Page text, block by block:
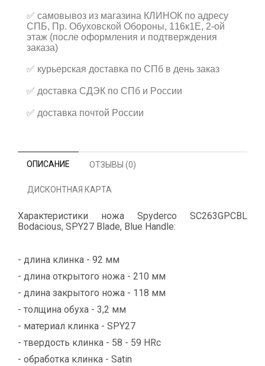
✅ самовывоз из магазина КЛИНОК по адресу
СПБ, Пр. Обуховской Обороны, 116к1Е, 2-ой
этаж (после оформления и подтверждения
заказа)
✅ курьерская доставка по СПб в день заказ
✅ доставка СДЭК по СПб и России
✅ доставка почтой России
ОПИСАНИЕ ОТЗЫВЫ (0)
ДИСКОНТНАЯ КАРТА
Характеристики ножа Spyderco SC263GPCBL
Bodacious, SPY27 Blade, Blue Handle:
- длина клинка - 92 мм
- длина открытого ножа - 210 мм
- длина закрытого ножа - 118 мм
- толщина обуха - 3,2 мм
- материал клинка - SPY27
- твердость клинка - 58 - 59 HRc
- обработка клинка - Satin